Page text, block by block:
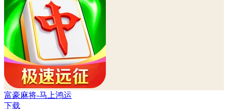
富豪麻将-马上鸿运
下载